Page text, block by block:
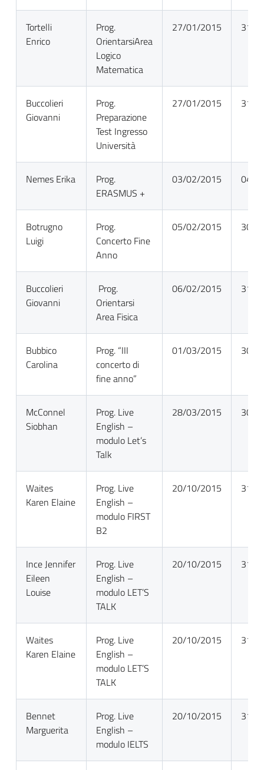
Tortelli
Enrico
Prog.
OrientarsiArea
Logico
Matematica
27/01/2015 31/
Buccolieri
Giovanni
Prog.
Preparazione
Test Ingresso
Università
27/01/2015 31/
Nemes Erika
Prog.
ERASMUS +
03/02/2015 04/
Botrugno
Luigi
Prog.
Concerto Fine
Anno
05/02/2015 30/
Buccolieri
Giovanni
Prog.
Orientarsi
Area Fisica
06/02/2015 31/
Bubbico
Carolina
Prog. “III
concerto di
fine anno”
01/03/2015 30/
McConnel
Siobhan
Prog. Live
English –
modulo Let’s
Talk
28/03/2015 30/
Waites
Karen Elaine
Prog. Live
English –
modulo FIRST
B2
20/10/2015 31/
Ince Jennifer
Eileen
Louise
Prog. Live
English –
modulo LET’S
TALK
20/10/2015 31/
Waites
Karen Elaine
Prog. Live
English –
modulo LET’S
TALK
20/10/2015 31/
Bennet
Marguerita
Prog. Live
English –
modulo IELTS
20/10/2015 31/